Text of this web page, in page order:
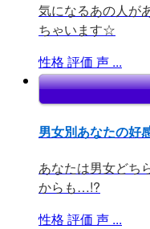
気になるあの人が
ちゃいます☆
性格 評価 声 ...
男女別あなたの好
あなたは男女どち
からも…!?
性格 評価 声 ...